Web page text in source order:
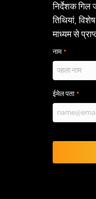
निर्देशक
तिथियां,
माध्यम से
नाम *
प्रथम
ईमेल पता *